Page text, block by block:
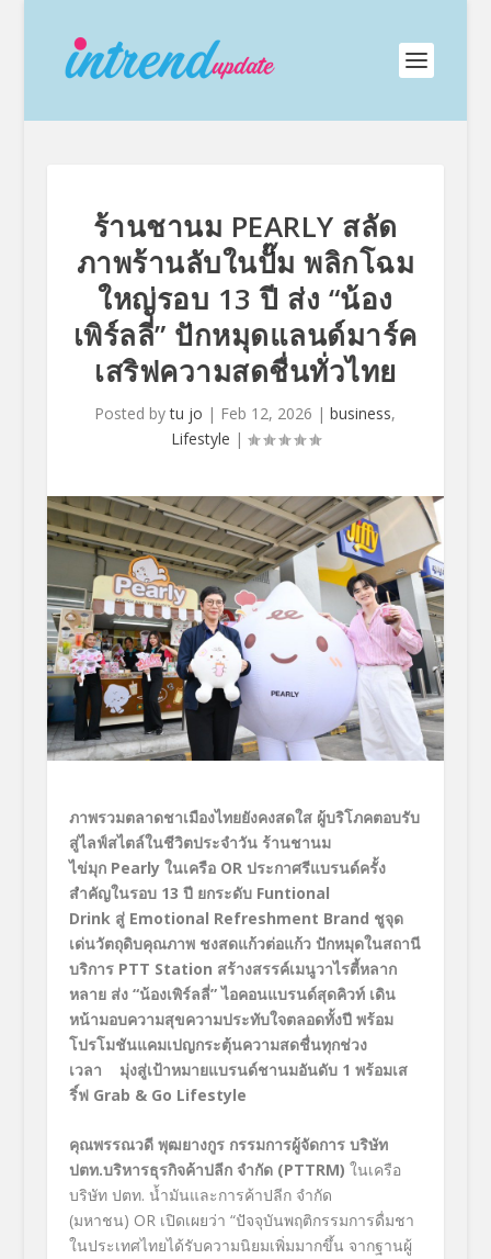
ร้านชานม PEARLY สลัด
ภาพร้านลับในปั๊ม พลิกโฉม
ใหญ่รอบ 13 ปี ส่ง “น้อง
เพิร์ลลี่” ปักหมุดแลนด์มาร์ค
เสริฟความสดชื่นทั่วไทย
Posted bytu jo | Feb 12, 2026 |business,
Lifestyle |
ภาพรวมตลาดชาเมืองไทยยังคงสดใส ผู้บริโภคตอบรับ
สู่ไลฟ์สไตล์ในชีวิตประจำวัน ร้านชานม
ไข่มุก Pearly ในเครือ OR ประกาศรีแบรนด์ครั้ง
สำคัญในรอบ 13 ปี ยกระดับ Funtional
Drink สู่ Emotional Refreshment Brand ชูจุด
เด่นวัตถุดิบคุณภาพ ชงสดแก้วต่อแก้ว ปักหมุดในสถานี
บริการ PTT Station สร้างสรรค์เมนูวาไรตี้หลาก
หลาย ส่ง “น้องเพิร์ลลี่” ไอคอนแบรนด์สุดคิวท์ เดิน
หน้ามอบความสุขความประทับใจตลอดทั้งปี พร้อม
โปรโมชันแคมเปญกระตุ้นความสดชื่นทุกช่วง
เวลา มุ่งสู่เป้าหมายแบรนด์ชานมอันดับ 1 พร้อมเส
ริ์ฟ Grab & Go Lifestyle
คุณพรรณวดี พุฒยางกูร กรรมการผู้จัดการ บริษัท
ปตท.บริหารธุรกิจค้าปลีก จำกัด (PTTRM) ในเครือ
บริษัท ปตท. น้ำมันและการค้าปลีก จำกัด
(มหาชน) OR เปิดเผยว่า “ปัจจุบันพฤติกรรมการดื่มชา
ในประเทศไทยได้รับความนิยมเพิ่มมากขึ้น จากฐานผู้